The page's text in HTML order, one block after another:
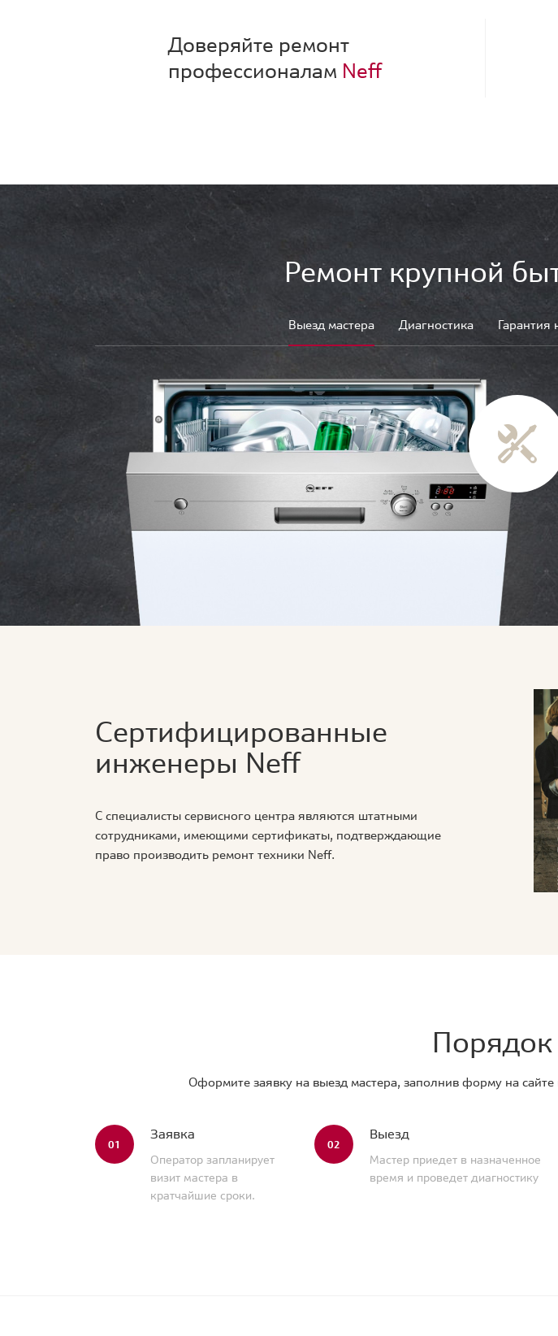
Доверяйте ремонт
профессионалам Neff
Ремонт крупной
Выезд мастера Диагностика Гарантия
Сертифицированные
инженеры Neff
С специалисты сервисного центра являются штатными
сотрудниками, имеющими сертификаты, подтверждающие
право производить ремонт техники Neff.
Оформите заявку на выезд мастера, заполнив форму на
01
Заявка
Оператор запланирует
визит мастера в
кратчайшие сроки.
02
Выезд
Мастер приедет в назначенное
время и проведет диагностику